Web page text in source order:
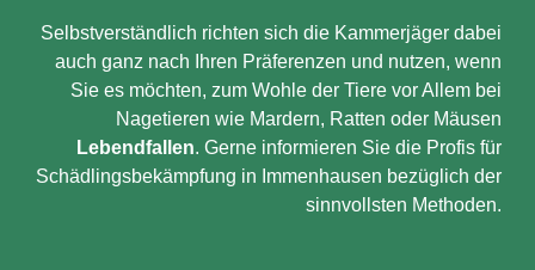
Selbstverständlich richten sich die Kammerjäger dabei
auch ganz nach Ihren Präferenzen und nutzen, wenn
Sie es möchten, zum Wohle der Tiere vor Allem bei
Nagetieren wie Mardern, Ratten oder Mäusen
Lebendfallen. Gerne informieren Sie die Profis für
Schädlingsbekämpfung in Immenhausen bezüglich der
sinnvollsten Methoden.